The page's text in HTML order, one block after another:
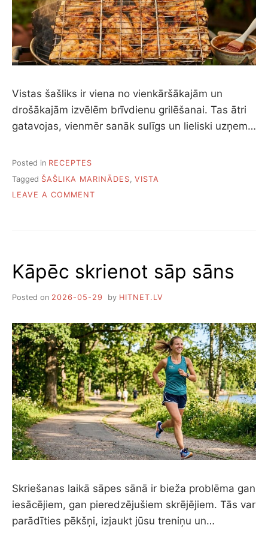
Vistas šašliks ir viena no vienkāršākajām un
drošākajām izvēlēm brīvdienu grilēšanai. Tas ātri
gatavojas, vienmēr sanāk sulīgs un lieliski uzņem…
Posted in RECEPTES
Tagged ŠAŠLIKA MARINĀDES VISTA
LEAVE A COMMENT
RECEPTES
Kāpēc skrienot sāp sāns
Posted on 2026-05-29 by HITNET.LV
Skriešanas laikā sāpes sānā ir bieža problēma gan
iesācējiem, gan pieredzējušiem skrējējiem. Tās var
parādīties pēkšņi, izjaukt jūsu treniņu un…